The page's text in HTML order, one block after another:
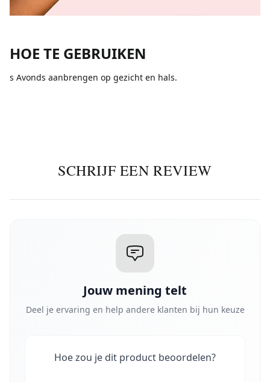
HOE TE GEBRUIKEN
s Avonds aanbrengen op gezicht en hals.
SCHRIJF EEN REVIEW
Jouw mening telt
Deel je ervaring en help andere klanten bij hun keuze
Hoe zou je dit product beoordelen?